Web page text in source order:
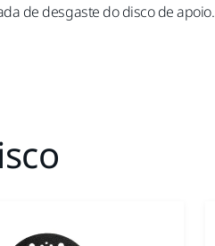
de desgaste do disco de apoio.